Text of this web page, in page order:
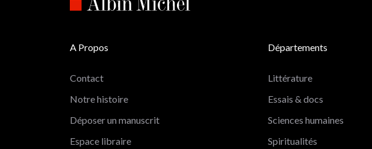
A Propos
Contact
Notre histoire
Déposer un manuscrit
Espace libraire
Départements
Littérature
Essais & docs
Sciences humaines
Spiritualités